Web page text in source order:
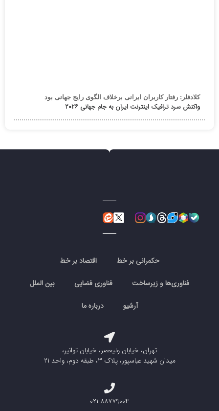
کلادفلر: رفتار کاربران ایرانی برخلاف الگوی رایج جهانی بود
واکنش سرد ترافیک اینترنت ایران به جام جهانی ۲۰۲۶
حکمرانی بر خط اقتصاد بر خط
فناوری‌ها و زیرساخت فناوری فضایی بین الملل
آرشیو درباره ما
تهران، خیابان ولیعصر، خیابان توانیر،
میدان شهید عباسپور، پلاک ۳، طبقه دوم، واحد ۲۱
۰۲۱-۸۸۷۷۹۰۰۴